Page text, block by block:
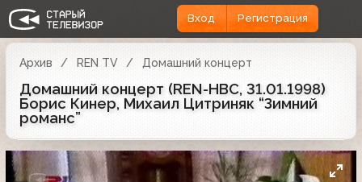
Вход Регистрация
Архив REN TV Домашний концерт
Домашний концерт (REN-НВС, 31.01.1998)
Борис Кинер, Михаил Цитриняк “Зимний
романс”